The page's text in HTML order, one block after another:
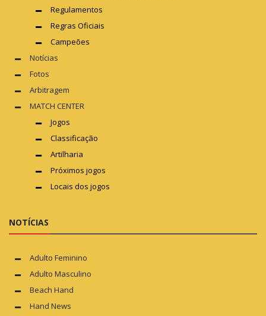
Regulamentos
Regras Oficiais
Campeões
Notícias
Fotos
Arbitragem
MATCH CENTER
Jogos
Classificação
Artilharia
Próximos jogos
Locais dos jogos
NOTÍCIAS
Adulto Feminino
Adulto Masculino
Beach Hand
Hand News